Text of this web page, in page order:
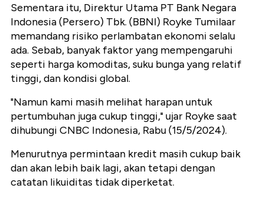
Sementara itu, Direktur Utama PT Bank Negara
Indonesia (Persero) Tbk. (BBNI) Royke Tumilaar
memandang risiko perlambatan ekonomi selalu
ada. Sebab, banyak faktor yang mempengaruhi
seperti harga komoditas, suku bunga yang relatif
tinggi, dan kondisi global.
"Namun kami masih melihat harapan untuk
pertumbuhan juga cukup tinggi," ujar Royke saat
dihubungi CNBC Indonesia, Rabu (15/5/2024).
Menurutnya permintaan kredit masih cukup baik
dan akan lebih baik lagi, akan tetapi dengan
catatan likuiditas tidak diperketat.